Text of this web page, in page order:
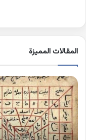
المقالات المميزة
اسماء
الجن
في
كتاب
شمس
المعارف